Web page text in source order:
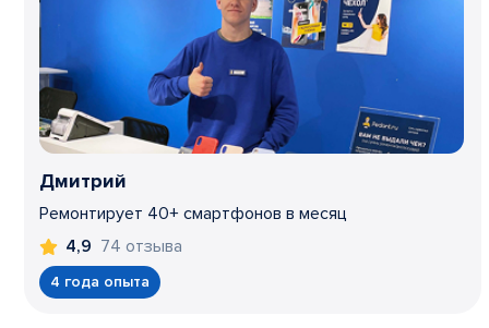
Дмитрий
Ремонтирует 40+ смартфонов в месяц
4,9 74 отзыва
4 года опыта